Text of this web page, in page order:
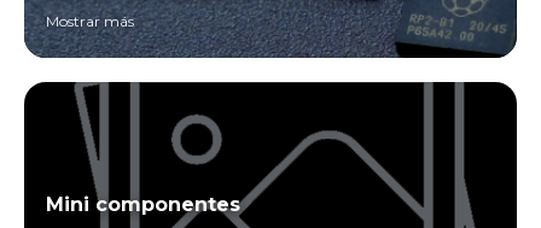
Mostrar más
Mini componentes